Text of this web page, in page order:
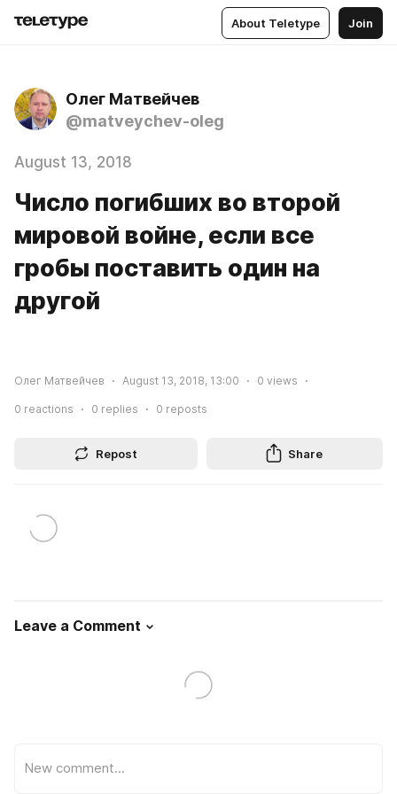
About Teletype Join
Олег Матвейчев
@matveychev-oleg
August 13, 2018
Число погибших во второй
мировой войне, если все
гробы поставить один на
другой
Олег Матвейчев August 13, 2018, 13:00 0 views
0 reactions 0 replies 0 reposts
Repost Share
Leave a Comment